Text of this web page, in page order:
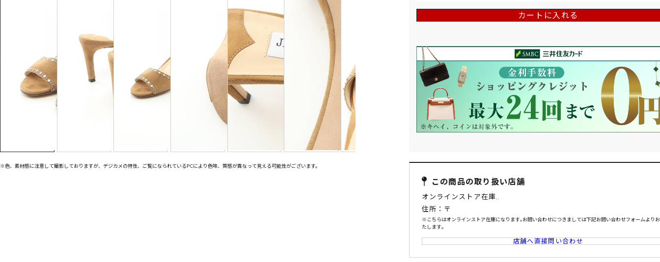
※色、素材感に注意して撮影しておりますが、デジカメの特性、ご覧になられているPCにより色味、質感が異なって見える可能性がございます。
カートに入れる
この商品の取り扱い店舗
オンラインストア在庫..
住所：〒
※こちらはオンラインストア在庫になります｡お問い合わせにつきましては下記お問い合わせフォームより
たします｡
店舗へ直接問い合わせ